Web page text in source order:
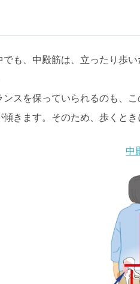
でも、中殿筋は、立ったり歩
ンスを保っていられるのも、
きます。そのため、歩くとき
中